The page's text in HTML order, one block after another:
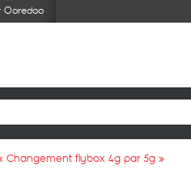
Ooredoo
Changement flybox 4g par 5g »